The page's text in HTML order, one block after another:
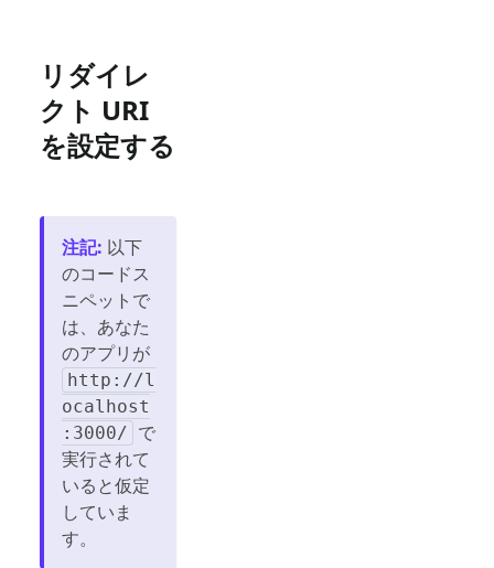
リダイレ
クト URI
を設定する
注記: 以下
のコードス
ニペットで
は、あなた
のアプリが
http://l
ocalhost
:3000/ で
実行されて
いると仮定
していま
す。